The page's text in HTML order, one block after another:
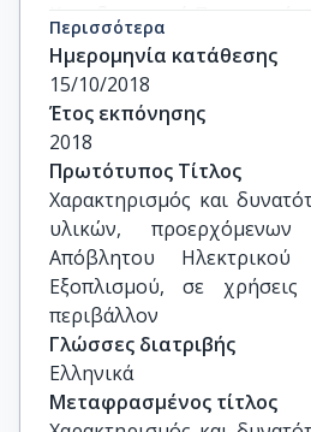
Καποδιστριακό
Βασίλειος Λαμπρόπουλος,
Συντήρησης Αρχαιοτήτων
Πανεπιστήμιο Δυτικής
Σοφία Καλογεροπούλου,
Ηλεκτρολόγων και
Πανεπιστήμιο Δυτικής
Χριστίνα Στουραΐτη, Επ.
Γεωλογίας και
Καποδιστριακό
Ιωάννης Μήτσης, Επ.
Γεωλογίας και
Καποδιστριακό
Περισσότερα
Ημερομηνία κατάθεσης
15/10/2018
Έτος εκπόνησης
2018
Πρωτότυπος Τίτλος
Χαρακτηρισμός και
υλικών, προερχόμενων
Απόβλητου
Εξοπλισμού, σε
περιβάλλον
Γλώσσες διατριβής
Ελληνικά
Μεταφρασμένος τίτλος